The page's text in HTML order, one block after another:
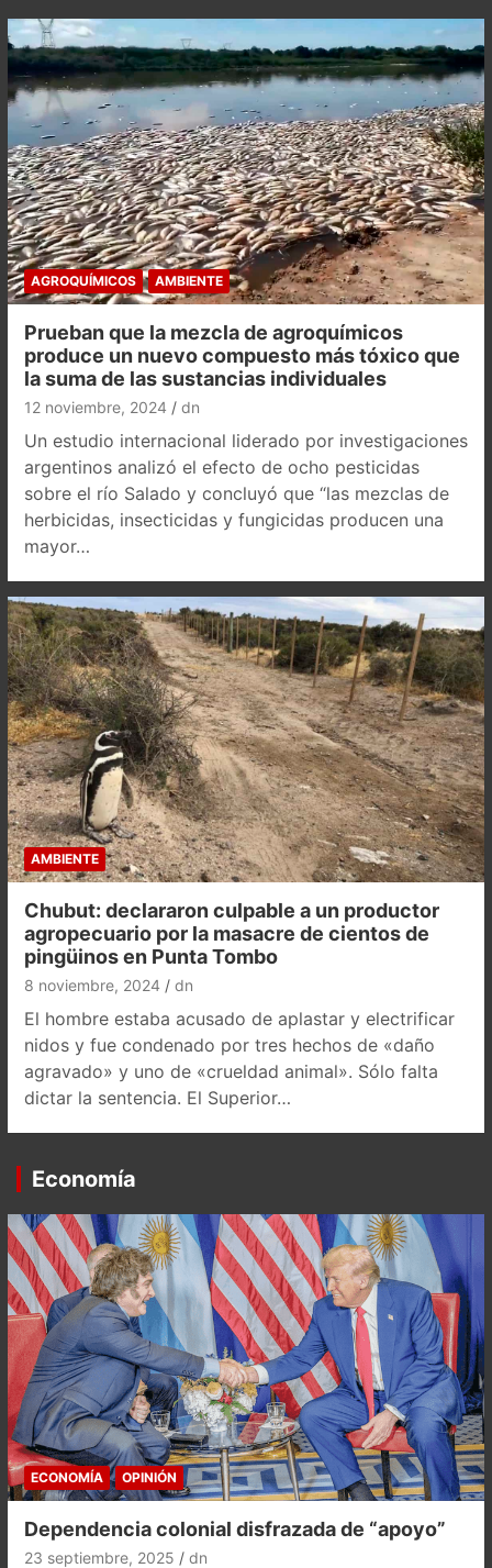
AGROQUÍMICOS AMBIENTE
Prueban que la mezcla de agroquímicos
produce un nuevo compuesto más tóxico que
la suma de las sustancias individuales
12 noviembre, 2024 dn
Un estudio internacional liderado por investigaciones
argentinos analizó el efecto de ocho pesticidas
sobre el río Salado y concluyó que “las mezclas de
herbicidas, insecticidas y fungicidas producen una
mayor…
AMBIENTE
Chubut: declararon culpable a un productor
agropecuario por la masacre de cientos de
pingüinos en Punta Tombo
8 noviembre, 2024 dn
El hombre estaba acusado de aplastar y electrificar
nidos y fue condenado por tres hechos de «daño
agravado» y uno de «crueldad animal». Sólo falta
dictar la sentencia. El Superior…
Economía
ECONOMÍA OPINIÓN
Dependencia colonial disfrazada de “apoyo”
23 septiembre, 2025 dn